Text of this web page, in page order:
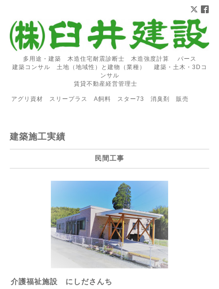
多用途・建築 木造住宅耐震診断士 木造強度計算 パース
建築コンサル 土地（地域性）と建物（業種） 建築・土木・3Dコ
ンサル
賃貸不動産経営管理士
アグリ資材 スリープラス A飼料 スター73 消臭剤 販売
建築施工実績
民間工事
介護福祉施設 にしださんち